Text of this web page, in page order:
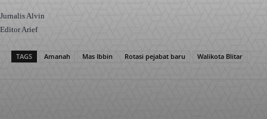
Jurnalis Alvin
Editor Arief
TAGS Amanah Mas Ibbin Rotasi pejabat baru Walikota Blitar